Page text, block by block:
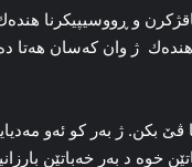
و ڕووسیپیکرنا
هندەك ژ وان که‌سان هه‌تا
ژ به‌ر کو ئەو
خوه‌ د به‌ر خه‌باتێن